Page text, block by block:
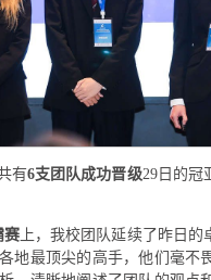
有6支团队成功晋级29日的冠
赛上，我校团队延续了昨日的
地最顶尖的高手，他们毫不